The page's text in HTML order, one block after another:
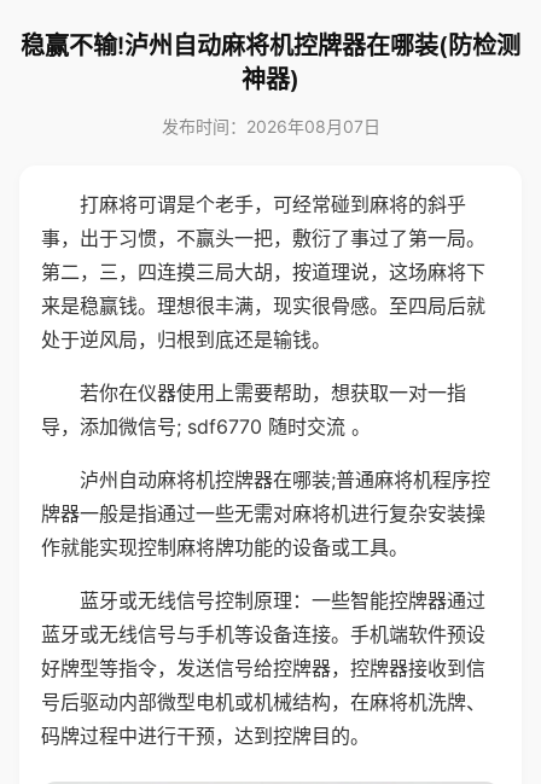
稳赢不输!泸州自动麻将机控牌器在哪装(防检测
神器)
发布时间：2026年08月07日
打麻将可谓是个老手，可经常碰到麻将的斜乎
事，出于习惯，不赢头一把，敷衍了事过了第一局。
第二，三，四连摸三局大胡，按道理说，这场麻将下
来是稳赢钱。理想很丰满，现实很骨感。至四局后就
处于逆风局，归根到底还是输钱。
若你在仪器使用上需要帮助，想获取一对一指
导，添加微信号; sdf6770 随时交流 。
泸州自动麻将机控牌器在哪装;普通麻将机程序控
牌器一般是指通过一些无需对麻将机进行复杂安装操
作就能实现控制麻将牌功能的设备或工具。
蓝牙或无线信号控制原理：一些智能控牌器通过
蓝牙或无线信号与手机等设备连接。手机端软件预设
好牌型等指令，发送信号给控牌器，控牌器接收到信
号后驱动内部微型电机或机械结构，在麻将机洗牌、
码牌过程中进行干预，达到控牌目的。